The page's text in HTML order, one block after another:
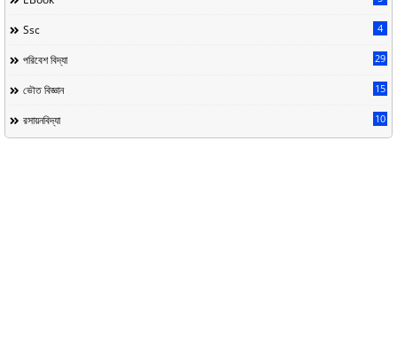
Ssc 4
পরিবেশ বিদ্যা 29
ভৌত বিজ্ঞান 15
রসায়নবিদ্যা 10